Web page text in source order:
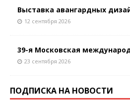
Выставка авангардных
12 сентября 2026
39-я Московская
23 сентября 2026
ПОДПИСКА НА НОВОСТИ